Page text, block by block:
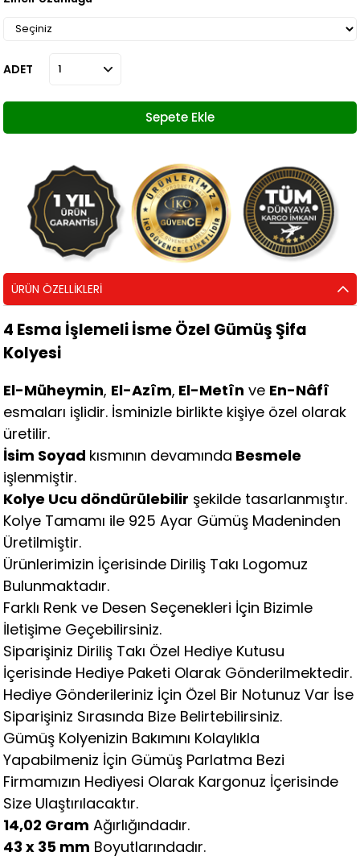
ADET
ÜRÜN ÖZELLIKLERI
4 Esma İşlemeli İsme Özel Gümüş Şifa
Kolyesi
El-Müheymin, El-Azîm, El-Metîn ve En-Nâfî
esmaları işlidir. İsminizle birlikte kişiye özel olarak
üretilir.
İsim Soyad kısmının devamında Besmele
işlenmiştir.
Kolye Ucu döndürülebilir şekilde tasarlanmıştır.
Kolye Tamamı ile 925 Ayar Gümüş Madeninden
Üretilmiştir.
Ürünlerimizin İçerisinde Diriliş Takı Logomuz
Bulunmaktadır.
Farklı Renk ve Desen Seçenekleri İçin Bizimle
İletişime Geçebilirsiniz.
Siparişiniz Diriliş Takı Özel Hediye Kutusu
İçerisinde Hediye Paketi Olarak Gönderilmektedir.
Hediye Gönderileriniz İçin Özel Bir Notunuz Var İse
Siparişiniz Sırasında Bize Belirtebilirsiniz.
Gümüş Kolyenizin Bakımını Kolaylıkla
Yapabilmeniz İçin Gümüş Parlatma Bezi
Firmamızın Hediyesi Olarak Kargonuz İçerisinde
Size Ulaştırılacaktır.
14,02 Gram Ağırlığındadır.
43 x 35 mm Boyutlarındadır.